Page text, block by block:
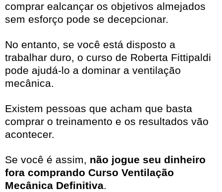
comprar ealcançar os objetivos almejados
sem esforço pode se decepcionar.
No entanto, se você está disposto a
trabalhar duro, o curso de Roberta Fittipaldi
pode ajudá-lo a dominar a ventilação
mecânica.
Existem pessoas que acham que basta
comprar o treinamento e os resultados vão
acontecer.
Se você é assim, não jogue seu dinheiro
fora comprando Curso Ventilação
Mecânica Definitiva.